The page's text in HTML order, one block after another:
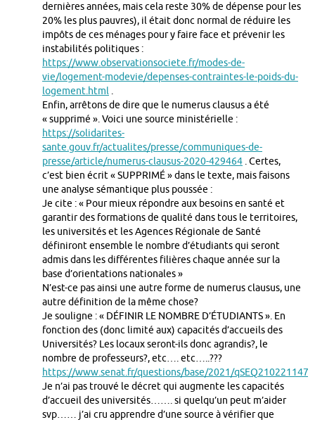
dernières années, mais cela reste 30% de dépense pour les
20% les plus pauvres), il était donc normal de réduire les
impôts de ces ménages pour y faire face et prévenir les
instabilités politiques :
https://www.observationsociete.fr/modes-de-
vie/logement-modevie/depenses-contraintes-le-poids-du-
logement.html .
Enfin, arrêtons de dire que le numerus clausus a été
« supprimé ». Voici une source ministérielle :
https://solidarites-
sante.gouv.fr/actualites/presse/communiques-de-
presse/article/numerus-clausus-2020-429464 . Certes,
c’est bien écrit « SUPPRIMÉ » dans le texte, mais faisons
une analyse sémantique plus poussée :
Je cite : « Pour mieux répondre aux besoins en santé et
garantir des formations de qualité dans tous le territoires,
les universités et les Agences Régionale de Santé
définiront ensemble le nombre d’étudiants qui seront
admis dans les différentes filières chaque année sur la
base d’orientations nationales »
N’est-ce pas ainsi une autre forme de numerus clausus, une
autre définition de la même chose?
Je souligne : « DÉFINIR LE NOMBRE D’ÉTUDIANTS ». En
fonction des (donc limité aux) capacités d’accueils des
Universités? Les locaux seront-ils donc agrandis?, le
nombre de professeurs?, etc…. etc…..???
https://www.senat.fr/questions/base/2021/
Je n’ai pas trouvé le décret qui augmente les capacités
d’accueil des universités……. si quelqu’un peut m’aider
svp…… j’ai cru apprendre d’une source à vérifier que